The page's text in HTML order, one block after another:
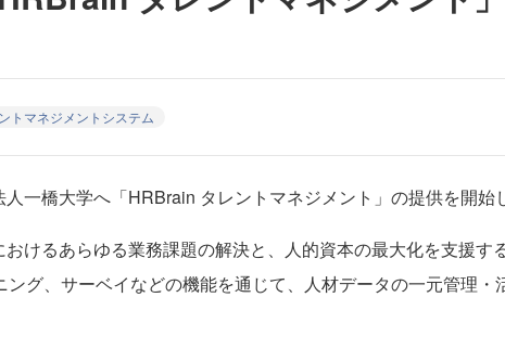
トマネジメントシステム
一橋大学へ「HRBrain タレントマネジメント」の提供を開始
けるあらゆる業務課題の解決と、人的資本の最大化を支援す
グ、サーベイなどの機能を通じて、人材データの一元管理